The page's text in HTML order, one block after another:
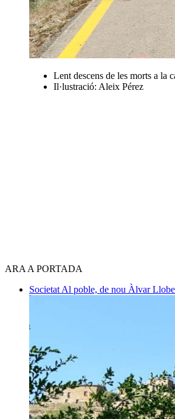
Lent descens de les morts a la
Il·lustració: Aleix Pérez
ARA A PORTADA
Societat Al poble, de nou Àlvar